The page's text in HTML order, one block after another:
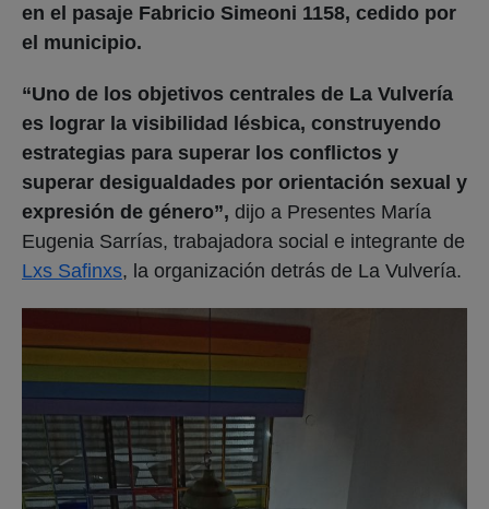
en el pasaje Fabricio Simeoni 1158, cedido por
el municipio.
“Uno de los objetivos centrales de La Vulvería
es lograr la visibilidad lésbica, construyendo
estrategias para superar los conflictos y
superar desigualdades por orientación sexual y
expresión de género”, dijo a Presentes María
Eugenia Sarrías, trabajadora social e integrante de
Lxs Safinxs, la organización detrás de La Vulvería.